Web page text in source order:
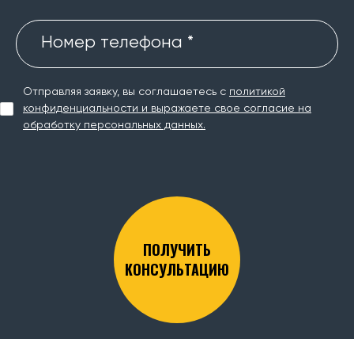
Номер телефона *
Отправляя заявку, вы соглашаетесь с политикой
конфиденциальности и выражаете свое согласие на
обработку персональных данных.
ПОЛУЧИТЬ
КОНСУЛЬТАЦИЮ